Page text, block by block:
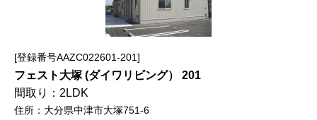
登録番号AAZC022601-201
フェスト大塚 (ダイワリビング） 201
2LDK
大分県中津市大塚751-6